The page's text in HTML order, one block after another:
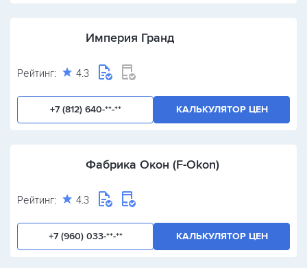
Империя Гранд
Рейтинг: 4.3
+7 (812) 640-**-** КАЛЬКУЛЯТОР ЦЕН
Фабрика Окон (F-Okon)
Рейтинг: 4.3
+7 (960) 033-**-** КАЛЬКУЛЯТОР ЦЕН